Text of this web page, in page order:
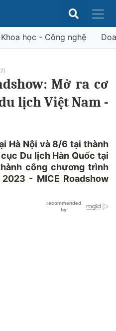
Khoa học - Công nghệ
Mở ra cơ
lịch Việt Nam -
Hà Nội và 8/6 tại thành
Du lịch Hàn Quốc tại
công chương trình
- MICE Roadshow